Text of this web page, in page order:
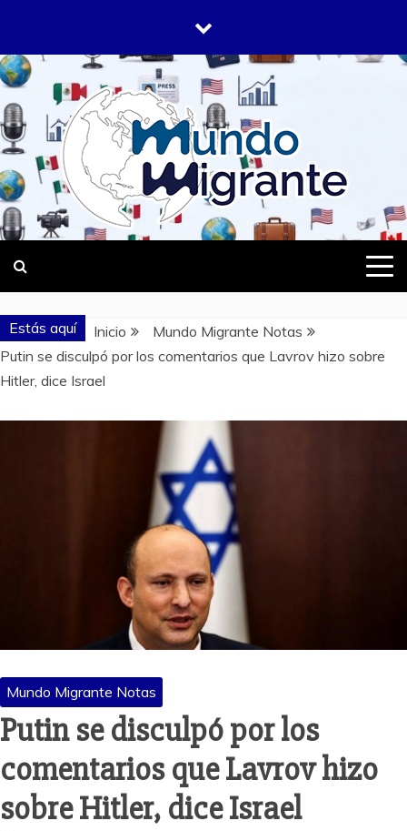
contenido
MUNDO
MIGRANTE
DONDE TODOS SOMOS MIGRANTES
Estás aquí Inicio
Mundo Migrante Notas
Putin se disculpó por los comentarios que Lavrov hizo sobre
Hitler, dice Israel
Mundo Migrante Notas
Putin se disculpó por los
comentarios que Lavrov hizo
sobre Hitler, dice Israel